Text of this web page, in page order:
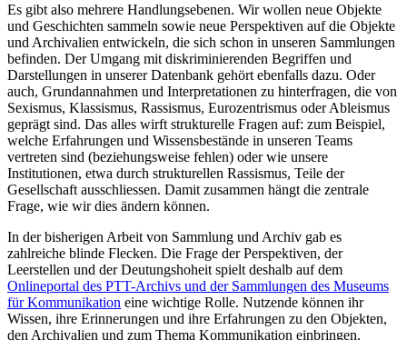
Es gibt also mehrere Handlungsebenen. Wir wollen neue Objekte
und Geschichten sammeln sowie neue Perspektiven auf die Objekte
und Archivalien entwickeln, die sich schon in unseren Sammlungen
befinden. Der Umgang mit diskriminierenden Begriffen und
Darstellungen in unserer Datenbank gehört ebenfalls dazu. Oder
auch, Grundannahmen und Interpretationen zu hinterfragen, die von
Sexismus, Klassismus, Rassismus, Eurozentrismus oder Ableismus
geprägt sind. Das alles wirft strukturelle Fragen auf: zum Beispiel,
welche Erfahrungen und Wissensbestände in unseren Teams
vertreten sind (beziehungsweise fehlen) oder wie unsere
Institutionen, etwa durch strukturellen Rassismus, Teile der
Gesellschaft ausschliessen. Damit zusammen hängt die zentrale
Frage, wie wir dies ändern können.
In der bisherigen Arbeit von Sammlung und Archiv gab es
zahlreiche blinde Flecken. Die Frage der Perspektiven, der
Leerstellen und der Deutungshoheit spielt deshalb auf dem
Onlineportal des PTT-Archivs und der Sammlungen des Museums
für Kommunikation eine wichtige Rolle. Nutzende können ihr
Wissen, ihre Erinnerungen und ihre Erfahrungen zu den Objekten,
den Archivalien und zum Thema Kommunikation einbringen.